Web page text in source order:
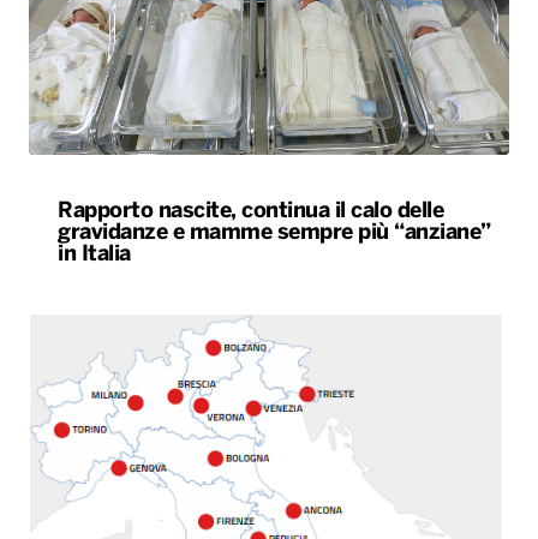
Rapporto nascite, continua il calo delle
gravidanze e mamme sempre più “anziane”
in Italia